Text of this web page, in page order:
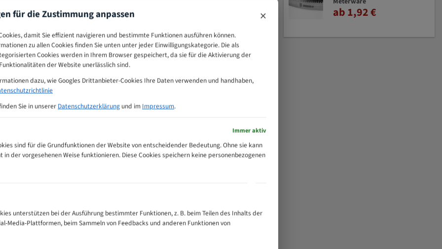
Zahnempfehlungs-Tabelle
ab 1,92 €
für die Zustimmung anpassen ×
damit Sie effizient navigieren und bestimmte Funktionen ausführen können.
zu allen Cookies finden Sie unten unter jeder Einwilligungskategorie. Die als
Cookies werden in Ihrem Browser gespeichert, da sie für die Aktivierung der
der Website unerlässlich sind.
dazu, wie Googles Drittanbieter-Cookies Ihre Daten verwenden und handhaben,
Sie in unserer Datenschutzerklärung und im Impressum.
Immer aktiv
sind für die Grundfunktionen der Website von entscheidender Bedeutung. Ohne sie kann
in der vorgesehenen Weise funktionieren. Diese Cookies speichern keine personenbezogenen
unterstützen bei der Ausführung bestimmter Funktionen, z. B. beim Teilen des Inhalts der
Media-Plattformen, beim Sammeln von Feedbacks und anderen Funktionen von